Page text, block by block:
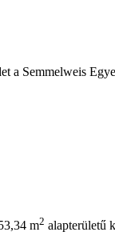
a Semmelweis
m2 alapterületű